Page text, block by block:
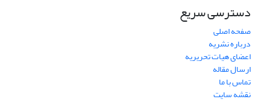
دسترسی سریع
صفحه اصلی
درباره نشریه
اعضای هیات تحریریه
ارسال مقاله
تماس با ما
نقشه سایت